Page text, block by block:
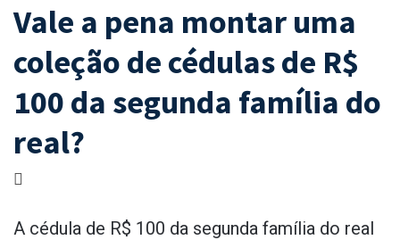
Vale a pena montar uma
coleção de cédulas de R$
100 da segunda família do
real?
A cédula de R$ 100 da segunda família do real